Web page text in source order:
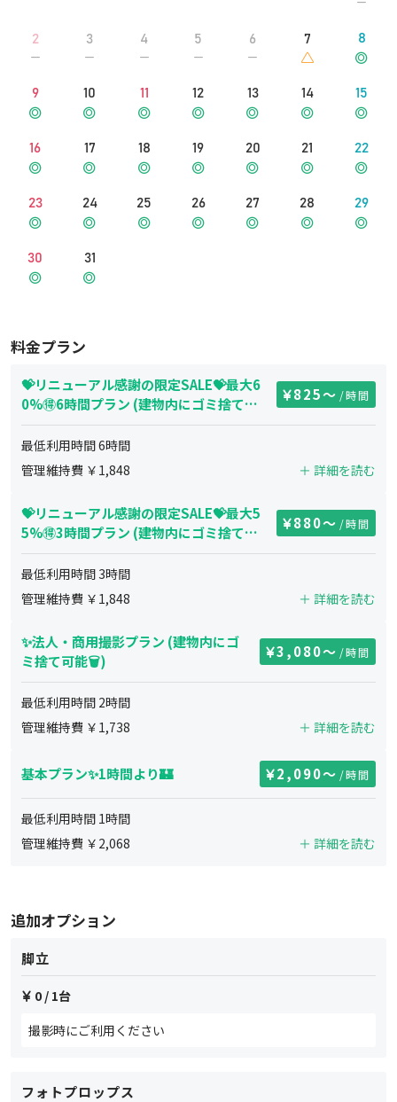
2 3 4 5 6 7 8
9 10 11 12 13 14 15
16 17 18 19 20 21 22
23 24 25 26 27 28 29
30 31
料金プラン
💝リニューアル感謝の限定SALE💝最大6
0%🉐6時間プラン (建物内にゴミ捨て可
能🗑)
825〜 /時間
最低利用時間6時間
管理維持費 ￥ 1,848 ＋ 詳細を読む
💝リニューアル感謝の限定SALE💝最大5
5%🉐3時間プラン (建物内にゴミ捨て可
能🗑)
880〜 /時間
最低利用時間 3時間
管理維持費 ￥ 1,848 ＋ 詳細を読む
✨法人・商用撮影プラン (建物内にゴ
ミ捨て可能🗑)
3,080〜 /時間
最低利用時間 2時間
管理維持費 ￥ 1,738 ＋ 詳細を読む
基本プラン✨1時間より🏰 2,090〜 /時間
最低利用時間 1時間
管理維持費 ￥ 2,068 ＋ 詳細を読む
追加オプション
脚立
0 / 1台
撮影時にご利用ください
フォトプロップス